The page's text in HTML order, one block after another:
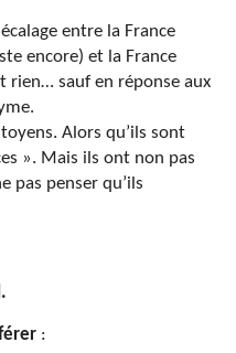
entre la France
encore) et la France
rien… sauf en réponse aux
Alors qu’ils sont
». Mais ils ont non pas
pas penser qu’ils
: